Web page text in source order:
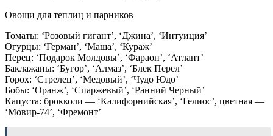
Овощи для теплиц и парников
Томаты: ‘Розовый гигант’, ‘Джина’, ‘Интуиция’
Огурцы: ‘Герман’, ‘Маша’, ‘Кураж’
Перец: ‘Подарок Молдовы’, ‘Фараон’, ‘Атлант’
Баклажаны: ‘Бугор’, ‘Алмаз’, ‘Блек Перел’
Горох: ‘Стрелец’, ‘Медовый’, ‘Чудо Юдо’
Бобы: ‘Оранж’, ‘Спаржевый’, ‘Ранний Черный’
Капуста: брокколи — ‘Калифорнийская’, ‘Гелиос’, цветная —
‘Мовир-74’, ‘Фремонт’